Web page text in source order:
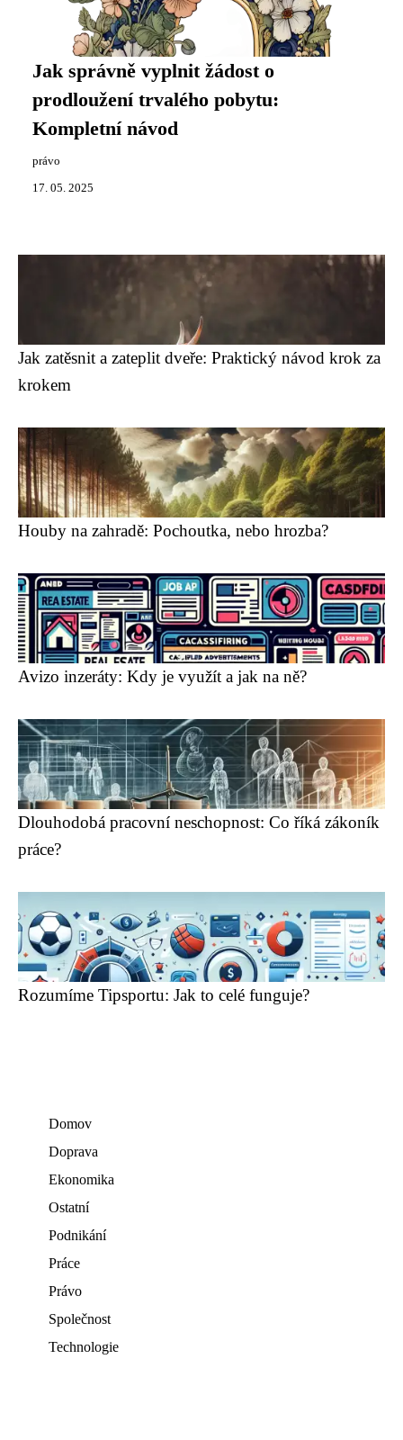
Jak správně vyplnit žádost o
prodloužení trvalého pobytu:
Kompletní návod
právo
17. 05. 2025
Jak zatěsnit a zateplit dveře: Praktický návod krok za
krokem
Houby na zahradě: Pochoutka, nebo hrozba?
Avizo inzeráty: Kdy je využít a jak na ně?
Dlouhodobá pracovní neschopnost: Co říká zákoník
práce?
Rozumíme Tipsportu: Jak to celé funguje?
Domov
Doprava
Ekonomika
Ostatní
Podnikání
Práce
Právo
Společnost
Technologie